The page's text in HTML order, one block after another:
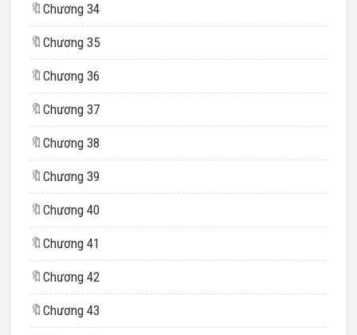
🔖 Chương 34
🔖 Chương 35
🔖 Chương 36
🔖 Chương 37
🔖 Chương 38
🔖 Chương 39
🔖 Chương 40
🔖 Chương 41
🔖 Chương 42
🔖 Chương 43